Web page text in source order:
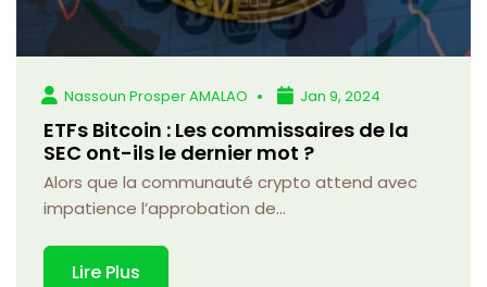
Nassoun Prosper AMALAO Jan 9, 2024
ETFs Bitcoin : Les commissaires de la
SEC ont-ils le dernier mot ?
Alors que la communauté crypto attend avec
impatience l’approbation de...
Lire Plus